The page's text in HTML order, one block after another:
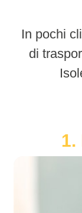
In pochi
di
1.